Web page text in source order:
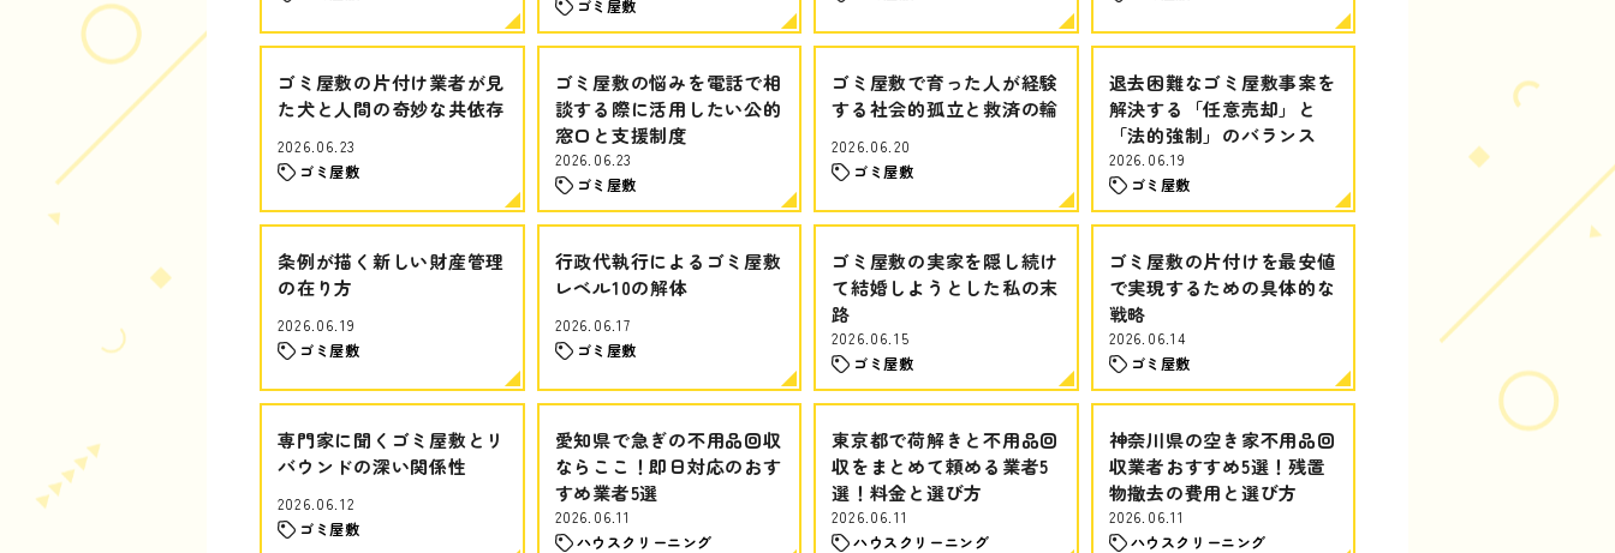
ゴミ屋敷
ゴミ屋敷の片付け業者が見
た犬と人間の奇妙な共依存
2026.06.23
ゴミ屋敷
ゴミ屋敷の悩みを電話で相
談する際に活用したい公的
窓口と支援制度
2026.06.23
ゴミ屋敷
ゴミ屋敷で育った人が経験
する社会的孤立と救済の輪
2026.06.20
ゴミ屋敷
退去困難なゴミ屋敷事案を
解決する「任意売却」と
「法的強制」のバランス
2026.06.19
ゴミ屋敷
条例が描く新しい財産管理
の在り方
2026.06.19
ゴミ屋敷
行政代執行によるゴミ屋敷
レベル10の解体
2026.06.17
ゴミ屋敷
ゴミ屋敷の実家を隠し続け
て結婚しようとした私の末
路
2026.06.15
ゴミ屋敷
ゴミ屋敷の片付けを最安値
で実現するための具体的な
戦略
2026.06.14
ゴミ屋敷
専門家に聞くゴミ屋敷とリ
バウンドの深い関係性
2026.06.12
ゴミ屋敷
愛知県で急ぎの不用品回収
ならここ！即日対応のおす
すめ業者5選
2026.06.11
ハウスクリーニング
東京都で荷解きと不用品回
収をまとめて頼める業者5
選！料金と選び方
2026.06.11
ハウスクリーニング
神奈川県の空き家不用品回
収業者おすすめ5選！残置
物撤去の費用と選び方
2026.06.11
ハウスクリーニング